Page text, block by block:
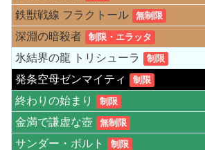
鉄獣戦線 フラクトール 無制限
深淵の暗殺者 制限・エラッタ
氷結界の龍 トリシューラ 制限
発条空母ゼンマイティ 制限
終わりの始まり 制限
金満で謙虚な壺 無制限
サンダー・ボルト 制限